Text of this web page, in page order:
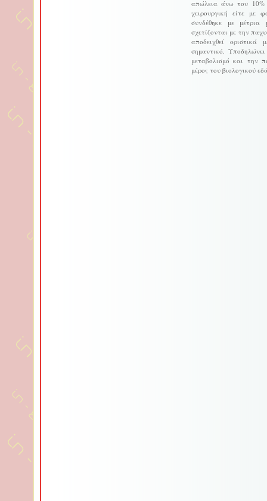
απώλεια άνω του 10%
χειρουργική είτε με
συνδέθηκε με
σχετίζονται με την
αποδειχθεί οριστικά
σημαντικό.
μεταβολισμό και την
μέρος του βιολογικού